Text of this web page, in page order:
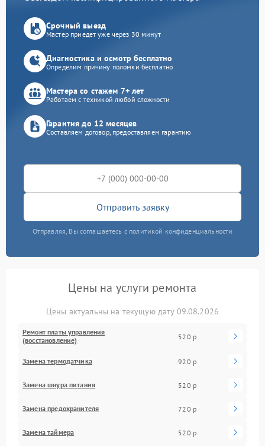
Срочный выезд
Мастер приедет уже через 30 минут
Диагностика и осмотр бесплатно
Определим причину поломки бесплатно
Мастера со стажем 7+ лет
Работаем с техникой любой сложности
Гарантия до 12 месяцев
Составляем договор, предоставляем гарантию
Отправить заявку
Отправляя, Вы соглашаетесь с политикой конфиденциальности
Цены на услуги ремонта
Цены актуальны на текущую дату 09.08.2026
Ремонт платы управления
(восстановление)
520 р
Замена термодатчика 920 р
Замена шнура питания 520 р
Замена предохранителя 720 р
Замена таймера 520 р